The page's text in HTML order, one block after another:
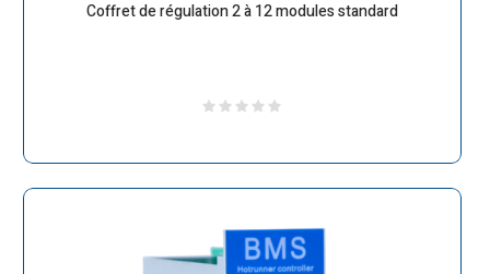
Coffret de régulation 2 à 12 modules standard